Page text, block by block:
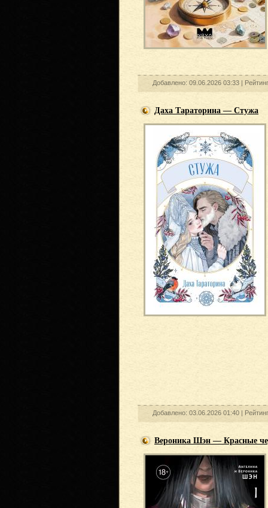
Добавлено: 09.06.2026 03:33 |
Даха Тараторина — Стужа
Добавлено: 03.06.2026 01:40 |
Вероника Шэн — Красные